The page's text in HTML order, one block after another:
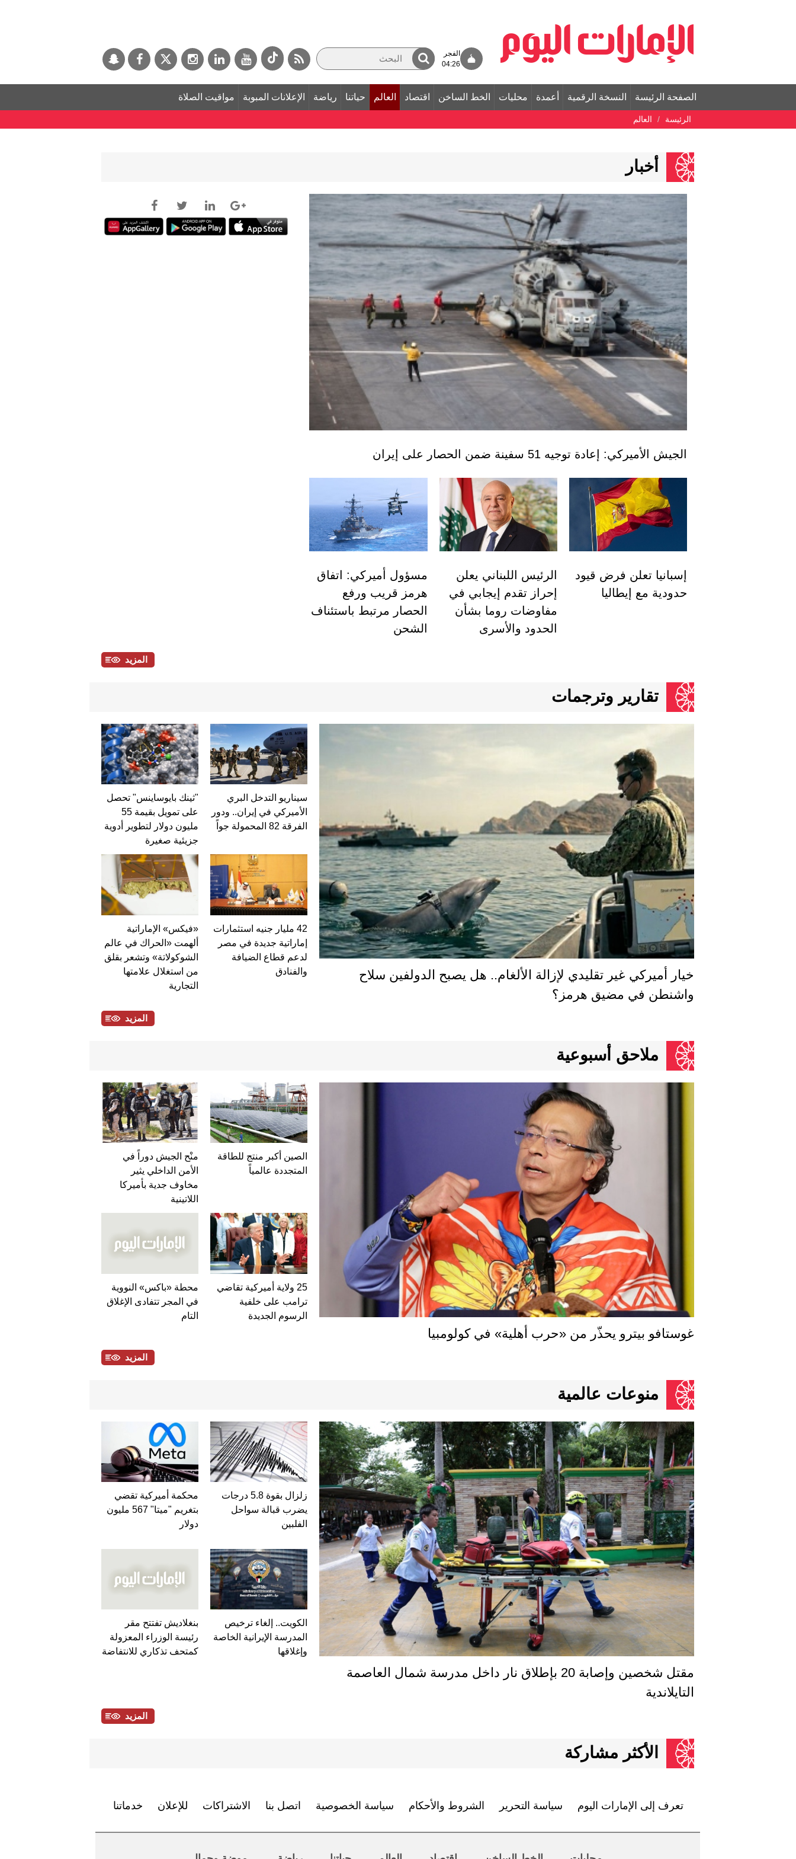
الفجر
04:26
الصفحة الرئيسة النسخة الرقمية أعمدة محليات الخط الساخن اقتصاد العالم حياتنا رياضة الإعلانات المبوبة مواقيت الصلاة
الرئيسة العالم
أخبار
الجيش الأميركي: إعادة توجيه 51 سفينة ضمن الحصار على إيران
إسبانيا تعلن فرض قيود
حدودية مع إيطاليا
الرئيس اللبناني يعلن
إحراز تقدم إيجابي في
مفاوضات روما بشأن
الحدود والأسرى
مسؤول أميركي: اتفاق
هرمز قريب ورفع
الحصار مرتبط باستئناف
الشحن
المزيد
تقارير وترجمات
خيار أميركي غير تقليدي لإزالة الألغام.. هل يصبح الدولفين سلاح
واشنطن في مضيق هرمز؟
سيناريو التدخل البري
الأميركي في إيران.. ودور
الفرقة 82 المحمولة جواً
"ثينك بايوساينس" تحصل
على تمويل بقيمة 55
مليون دولار لتطوير أدوية
جزيئية صغيرة
42 مليار جنيه استثمارات
إماراتية جديدة في مصر
لدعم قطاع الضيافة
والفنادق
«فيكس» الإماراتية
ألهمت «الحراك في عالم
الشوكولاتة» وتشعر بقلق
من استغلال علامتها
التجارية
المزيد
ملاحق أسبوعية
غوستافو بيترو يحذّر من «حرب أهلية» في كولومبيا
الصين أكبر منتج للطاقة
المتجددة عالمياً
منْح الجيش دوراً في
الأمن الداخلي يثير
مخاوف جدية بأميركا
اللاتينية
25 ولاية أميركية تقاضي
ترامب على خلفية
الرسوم الجديدة
محطة «باكس» النووية
في المجر تتفادى الإغلاق
التام
المزيد
منوعات عالمية
مقتل شخصين وإصابة 20 بإطلاق نار داخل مدرسة شمال العاصمة
التايلاندية
زلزال بقوة 5.8 درجات
يضرب قبالة سواحل
الفلبين
محكمة أميركية تقضي
بتغريم "ميتا" 567 مليون
دولار
الكويت.. إلغاء ترخيص
المدرسة الإيرانية الخاصة
وإغلاقها
بنغلاديش تفتتح مقر
رئيسة الوزراء المعزولة
كمتحف تذكاري للانتفاضة
المزيد
الأكثر مشاركة
تعرف إلى الإمارات اليوم سياسة التحرير الشروط والأحكام سياسة الخصوصية اتصل بنا الاشتراكات للإعلان خدماتنا